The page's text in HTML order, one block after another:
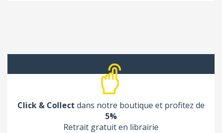
Click & Collect dans notre boutique et profitez de
5%
Retrait gratuit en librairie